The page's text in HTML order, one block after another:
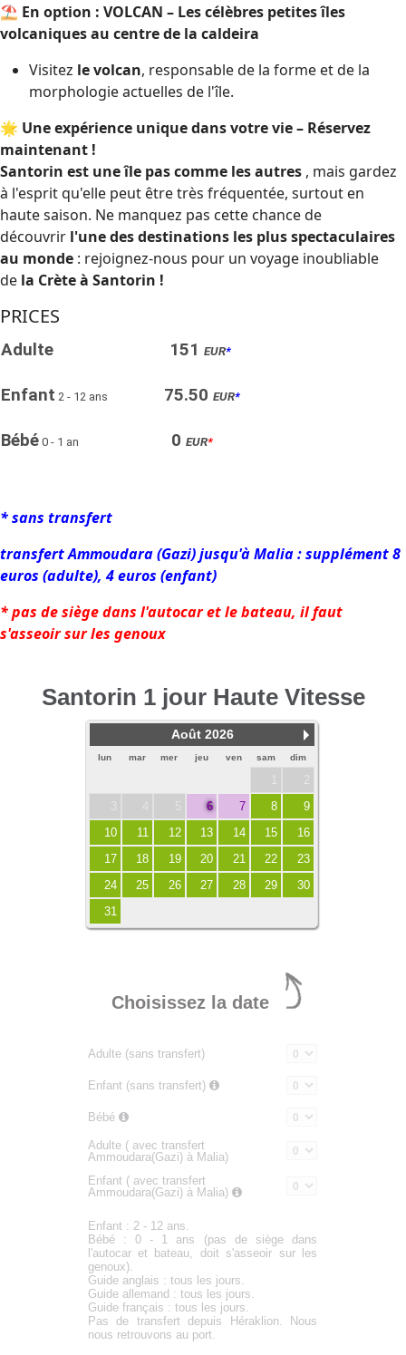
⛱ En option : VOLCAN – Les célèbres petites îles
volcaniques au centre de la caldeira
Visitez le volcan, responsable de la forme et de la
morphologie actuelles de l'île.
🌟 Une expérience unique dans votre vie – Réservez
maintenant !
Santorin est une île pas comme les autres , mais gardez
à l'esprit qu'elle peut être très fréquentée, surtout en
haute saison. Ne manquez pas cette chance de
découvrir l'une des destinations les plus spectaculaires
au monde : rejoignez-nous pour un voyage inoubliable
de la Crète à Santorin !
PRICES
Adulte 151 EUR*
Enfant 2 - 12 ans 75.50 EUR*
Bébé 0 - 1 an 0 EUR*
* sans transfert
transfert Ammoudara (Gazi) jusqu'à Malia : supplément 8
euros (adulte), 4 euros (enfant)
* pas de siège dans l'autocar et le bateau, il faut
s'asseoir sur les genoux